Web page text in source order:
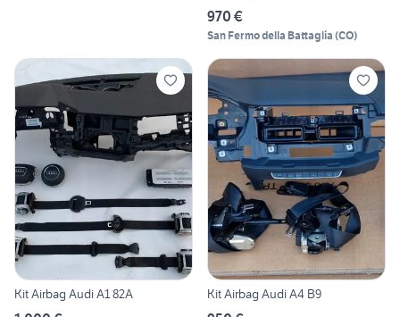
970 €
San Fermo della Battaglia (CO)
Kit Airbag Audi A1 82A Kit Airbag Audi A4 B9